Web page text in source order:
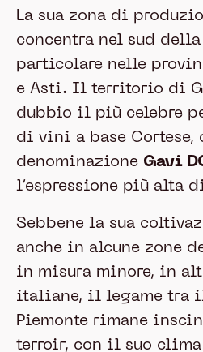
La sua zona di
concentra nel sud
particolare nelle
e Asti. Il territorio di
dubbio il più celebre
di vini a base Cortese,
denominazione Gavi
l’espressione più alta
Sebbene la sua
anche in alcune zone
in misura minore, in
italiane, il legame tra
Piemonte rimane
terroir, con il suo clima